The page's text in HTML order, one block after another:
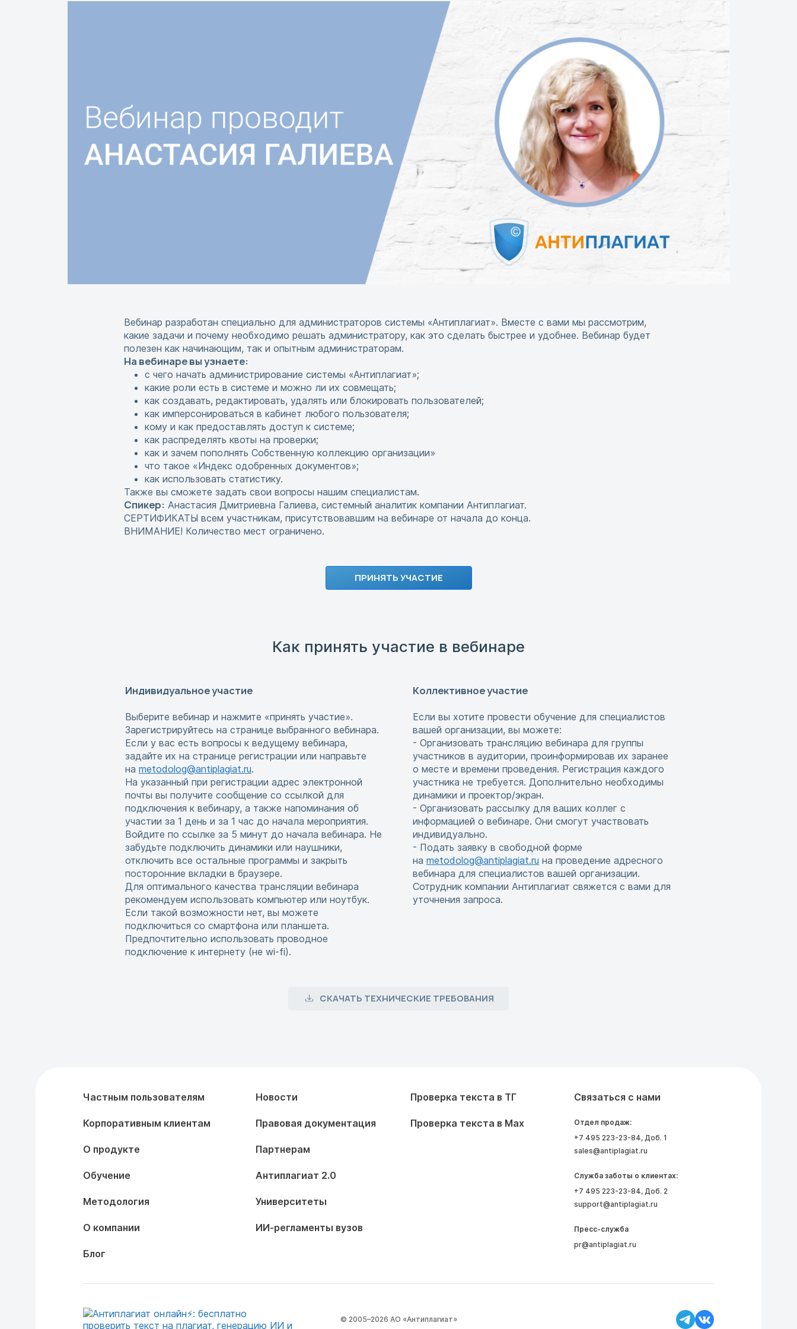
Вебинар разработан специально для администраторов системы «Антиплагиат». Вместе с вами мы рассмотрим,
какие задачи и почему необходимо решать администратору, как это сделать быстрее и удобнее. Вебинар будет
полезен как начинающим, так и опытным администраторам.
На вебинаре вы узнаете:
с чего начать администрирование системы «Антиплагиат»;
какие роли есть в системе и можно ли их совмещать;
как создавать, редактировать, удалять или блокировать пользователей;
как имперсонироваться в кабинет любого пользователя;
кому и как предоставлять доступ к системе;
как распределять квоты на проверки;
как и зачем пополнять Собственную коллекцию организации»
что такое «Индекс одобренных документов»;
как использовать статистику.
Также вы сможете задать свои вопросы нашим специалистам.
Спикер: Анастасия Дмитриевна Галиева, системный аналитик компании Антиплагиат.
СЕРТИФИКАТЫ всем участникам, присутствовавшим на вебинаре от начала до конца.
ВНИМАНИЕ! Количество мест ограничено.
ПРИНЯТЬ УЧАСТИЕ
Как принять участие в вебинаре
Индивидуальное участие
Выберите вебинар и нажмите «принять участие».
Зарегистрируйтесь на странице выбранного вебинара.
Если у вас есть вопросы к ведущему вебинара,
задайте их на странице регистрации или направьте
на metodolog@antiplagiat.ru.
На указанный при регистрации адрес электронной
почты вы получите сообщение со ссылкой для
подключения к вебинару, а также напоминания об
участии за 1 день и за 1 час до начала мероприятия.
Войдите по ссылке за 5 минут до начала вебинара. Не
забудьте подключить динамики или наушники,
отключить все остальные программы и закрыть
посторонние вкладки в браузере.
Для оптимального качества трансляции вебинара
рекомендуем использовать компьютер или ноутбук.
Если такой возможности нет, вы можете
подключиться со смартфона или планшета.
Предпочтительно использовать проводное
подключение к интернету (не wi-fi).
Коллективное участие
Если вы хотите провести обучение для специалистов
вашей организации, вы можете:
- Организовать трансляцию вебинара для группы
участников в аудитории, проинформировав их заранее
о месте и времени проведения. Регистрация каждого
участника не требуется. Дополнительно необходимы
динамики и проектор/экран.
- Организовать рассылку для ваших коллег с
информацией о вебинаре. Они смогут участвовать
индивидуально.
- Подать заявку в свободной форме
на metodolog@antiplagiat.ru на проведение адресного
вебинара для специалистов вашей организации.
Сотрудник компании Антиплагиат свяжется с вами для
уточнения запроса.
СКАЧАТЬ ТЕХНИЧЕСКИЕ ТРЕБОВАНИЯ
Частным пользователям
Корпоративным клиентам
О продукте
Обучение
Методология
О компании
Блог
Новости
Правовая документация
Партнерам
Антиплагиат 2.0
Университеты
ИИ-регламенты вузов
Проверка текста в ТГ
Проверка текста в Max
Связаться с нами
Отдел продаж:
+7 495 223-23-84, Доб. 1
sales@antiplagiat.ru
Служба заботы о клиентах:
+7 495 223-23-84, Доб. 2
support@antiplagiat.ru
Пресс-служба
pr@antiplagiat.ru
© 2005–2026 АО «Антиплагиат»